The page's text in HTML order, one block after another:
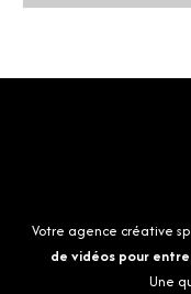
Votre agence créative
de vidéos pour
Une